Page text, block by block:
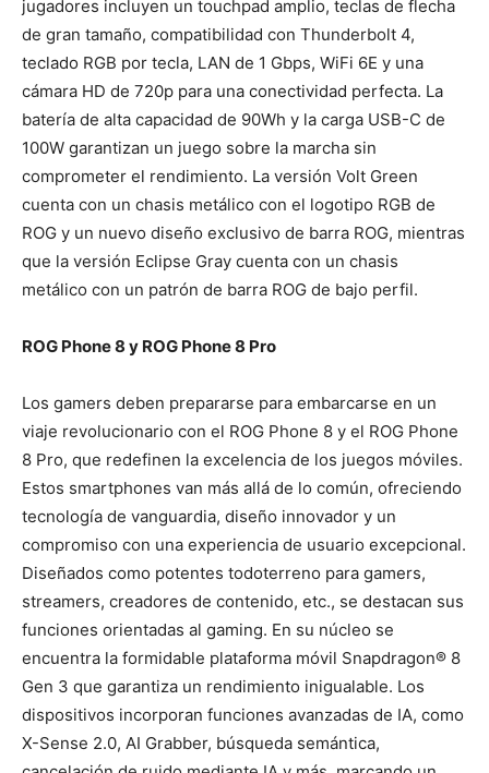
jugadores incluyen un touchpad amplio, teclas de flecha
de gran tamaño, compatibilidad con Thunderbolt 4,
teclado RGB por tecla, LAN de 1 Gbps, WiFi 6E y una
cámara HD de 720p para una conectividad perfecta. La
batería de alta capacidad de 90Wh y la carga USB-C de
100W garantizan un juego sobre la marcha sin
comprometer el rendimiento. La versión Volt Green
cuenta con un chasis metálico con el logotipo RGB de
ROG y un nuevo diseño exclusivo de barra ROG, mientras
que la versión Eclipse Gray cuenta con un chasis
metálico con un patrón de barra ROG de bajo perfil.
ROG Phone 8 y ROG Phone 8 Pro
Los gamers deben prepararse para embarcarse en un
viaje revolucionario con el ROG Phone 8 y el ROG Phone
8 Pro, que redefinen la excelencia de los juegos móviles.
Estos smartphones van más allá de lo común, ofreciendo
tecnología de vanguardia, diseño innovador y un
compromiso con una experiencia de usuario excepcional.
Diseñados como potentes todoterreno para gamers,
streamers, creadores de contenido, etc., se destacan sus
funciones orientadas al gaming. En su núcleo se
encuentra la formidable plataforma móvil Snapdragon® 8
Gen 3 que garantiza un rendimiento inigualable. Los
dispositivos incorporan funciones avanzadas de IA, como
X-Sense 2.0, AI Grabber, búsqueda semántica,